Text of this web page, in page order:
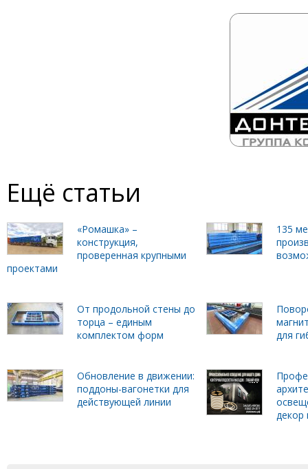
Ещё статьи
«Ромашка» –
конструкция,
проверенная крупными
проектами
135
От продольной стены до
торца – единым
комплектом форм
для
Обновление в движении:
поддоны-вагонетки для
действующей линии
декор